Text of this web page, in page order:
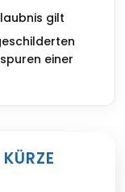
gilt
einer